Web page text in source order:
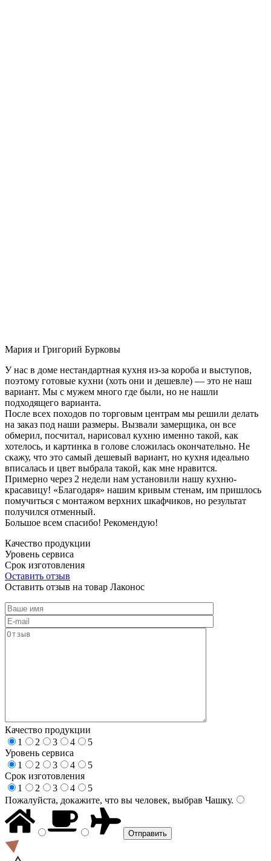
Мария и Григорий Бурковы
У нас в доме нестандартная кухня из-за короба и выступов,
поэтому готовые кухни (хоть они и дешевле) — это не наш
вариант. Мы с мужем много где были, но не нашли
подходящего варианта.
После всех походов по торговым центрам мы решили делать
на заказ под наши размеры. Вызвали замерщика, он все
обмерил, посчитал, нарисовал кухню именно такой, как
хотелось, и картинка в голове сложилась окончательно. Не
скажу, что это самый дешевый вариант, но кухня идеально
вписалась и цвет выбрала такой, как мне нравится.
Примерно через 2 недели нам установили нашу кухню-
красавицу! «Благодаря» нашим кривым стенам, им пришлось
помучиться с монтажом верхних шкафчиков, но результат
получился отменный.
Большое всем спасибо! Рекомендую!
Качество продукции
Уровень сервиса
Срок изготовления
Оставить отзыв
Оставить отзыв на товар Лаконос
Качество продукции
1
2 3 4
5
Уровень сервиса
1
2 3 4
5
Срок изготовления
1
2 3 4
5
Пожалуйста, докажите, что вы человек, выбрав Чашку.